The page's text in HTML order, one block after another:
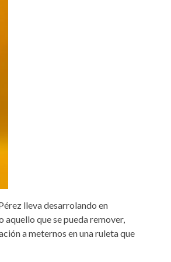
lleva desarrolando en
que se pueda remover,
a meternos en una ruleta que